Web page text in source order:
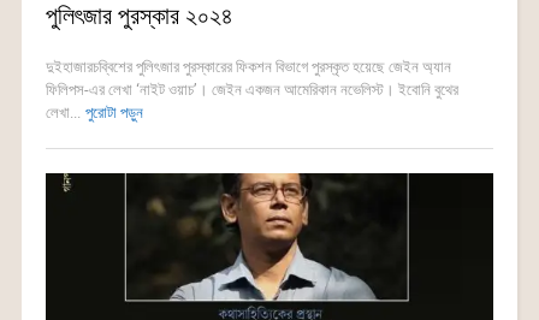
পুলিৎজার পুরস্কার ২০২৪
দুইহাজারচব্বিশের পুলিৎজার পুরস্কারের ফিকশন বিভাগে পুরস্কৃত হয়েছে জেইন অ্যান
ফিলিপস-এর লেখা ‘নাইট ওয়াচ’। জেইন একজন আমেরিকান নভেলিস্ট। ইবোনি বুথের
লেখা... পুরোটা পড়ুন